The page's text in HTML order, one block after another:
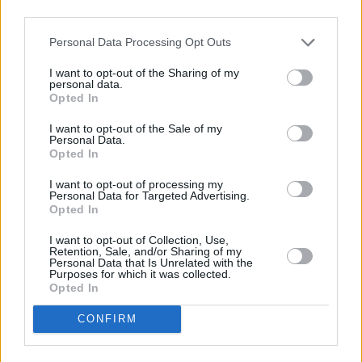
Personal Data Processing Opt Outs
I want to opt-out of the Sharing of my
personal data.
Opted In
I want to opt-out of the Sale of my
Personal Data.
Opted In
I want to opt-out of processing my
Personal Data for Targeted Advertising.
Opted In
I want to opt-out of Collection, Use,
Retention, Sale, and/or Sharing of my
Personal Data that Is Unrelated with the
Purposes for which it was collected.
Opted In
CONFIRM
Schweinekotelett aus der Grillpfanne
Leicht
1 2 3 4 5 »
Oliven Rezepte
wegzudenken. Kein Wunder, schmecken die leckeren Steinfrüchte
nicht nur roh als Appetithäppchen, sondern verfeinern auch